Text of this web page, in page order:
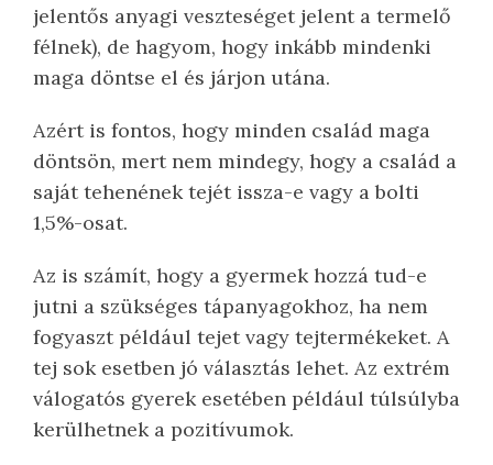
jelentős anyagi veszteséget jelent a termelő
félnek), de hagyom, hogy inkább mindenki
maga döntse el és járjon utána.
Azért is fontos, hogy minden család maga
döntsön, mert nem mindegy, hogy a család a
saját tehenének tejét issza-e vagy a bolti
1,5%-osat.
Az is számít, hogy a gyermek hozzá tud-e
jutni a szükséges tápanyagokhoz, ha nem
fogyaszt például tejet vagy tejtermékeket. A
tej sok esetben jó választás lehet. Az extrém
válogatós gyerek esetében például túlsúlyba
kerülhetnek a pozitívumok.